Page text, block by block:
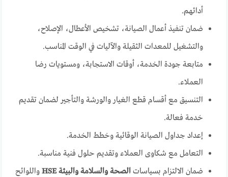
أدائهم.
ضمان تنفيذ أعمال الصيانة، تشخيص الأعطال، الإصلاح،
والتشغيل للمعدات الثقيلة والآليات في الوقت المناسب.
متابعة جودة الخدمة، أوقات الاستجابة، ومستويات رضا
العملاء.
التنسيق مع أقسام قطع الغيار والورشة والتأجير لضمان تقديم
خدمة فعالة.
إعداد جداول الصيانة الوقائية وخطط الخدمة.
التعامل مع شكاوى العملاء وتقديم حلول فنية مناسبة.
ضمان الالتزام بسياساتالصحة والسلامة والبيئة HSE
واللوائح